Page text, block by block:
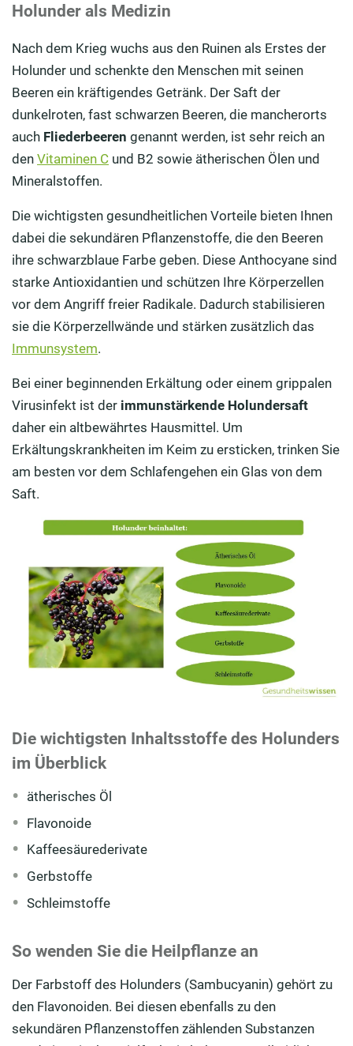
Holunder als Medizin
Nach dem Krieg wuchs aus den Ruinen als Erstes der
Holunder und schenkte den Menschen mit seinen
Beeren ein kräftigendes Getränk. Der Saft der
dunkelroten, fast schwarzen Beeren, die mancherorts
auch Fliederbeeren genannt werden, ist sehr reich an
den Vitaminen C und B2 sowie ätherischen Ölen und
Mineralstoffen.
Die wichtigsten gesundheitlichen Vorteile bieten Ihnen
dabei die sekundären Pflanzenstoffe, die den Beeren
ihre schwarzblaue Farbe geben. Diese Anthocyane sind
starke Antioxidantien und schützen Ihre Körperzellen
vor dem Angriff freier Radikale. Dadurch stabilisieren
sie die Körperzellwände und stärken zusätzlich das
Immunsystem.
Bei einer beginnenden Erkältung oder einem grippalen
Virusinfekt ist der immunstärkende Holundersaft
daher ein altbewährtes Hausmittel. Um
Erkältungskrankheiten im Keim zu ersticken, trinken Sie
am besten vor dem Schlafengehen ein Glas von dem
Saft.
Die wichtigsten Inhaltsstoffe des Holunders
im Überblick
ätherisches Öl
Flavonoide
Kaffeesäurederivate
Gerbstoffe
Schleimstoffe
So wenden Sie die Heilpflanze an
Der Farbstoff des Holunders (Sambucyanin) gehört zu
den Flavonoiden. Bei diesen ebenfalls zu den
sekundären Pflanzenstoffen zählenden Substanzen